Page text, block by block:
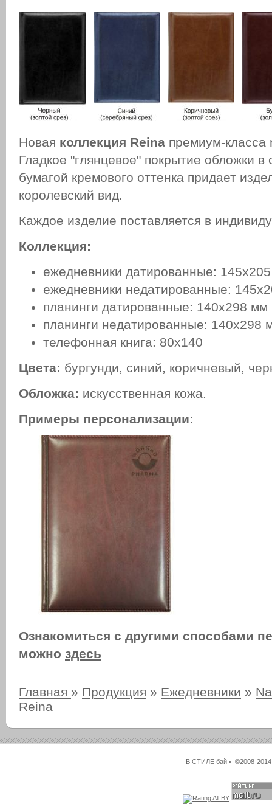
Новая коллекция Reina премиум-
Гладкое "глянцевое" покрытие обложки в
бумагой кремового оттенка придает
королевский вид.
Каждое изделие поставляется в
Коллекция:
ежедневники датированные:
ежедневники недатированные:
планинги датированные: 140х298 мм
планинги недатированные: 140х298
телефонная книга: 80x140
Цвета: бургунди, синий, коричневый,
Обложка: искусственная кожа.
Примеры персонализации:
Ознакомиться с другими способами
можно здесь
Главная » Продукция » Ежедневники »
Reina
В СТИЛЕ бай • ©2008-